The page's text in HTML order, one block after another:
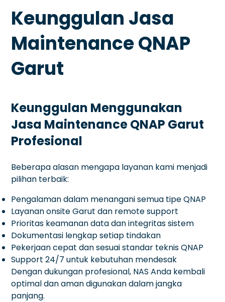
Keunggulan Jasa
Maintenance QNAP
Garut
Keunggulan Menggunakan
Jasa Maintenance QNAP Garut
Profesional
Beberapa alasan mengapa layanan kami menjadi
pilihan terbaik:
Pengalaman dalam menangani semua tipe QNAP
Layanan onsite Garut dan remote support
Prioritas keamanan data dan integritas sistem
Dokumentasi lengkap setiap tindakan
Pekerjaan cepat dan sesuai standar teknis QNAP
Support 24/7 untuk kebutuhan mendesak
Dengan dukungan profesional, NAS Anda kembali
optimal dan aman digunakan dalam jangka
panjang.